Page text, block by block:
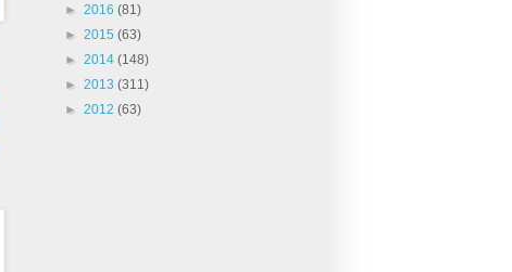
► 2016 (81)
► 2015 (63)
► 2014 (148)
► 2013 (311)
► 2012 (63)